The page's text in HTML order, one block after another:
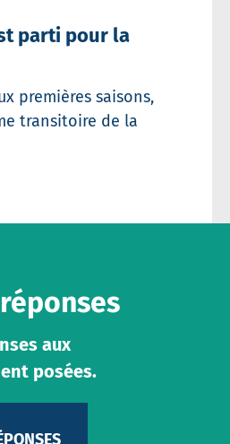
parti pour la
premières saisons,
transitoire de la
aux
posées.